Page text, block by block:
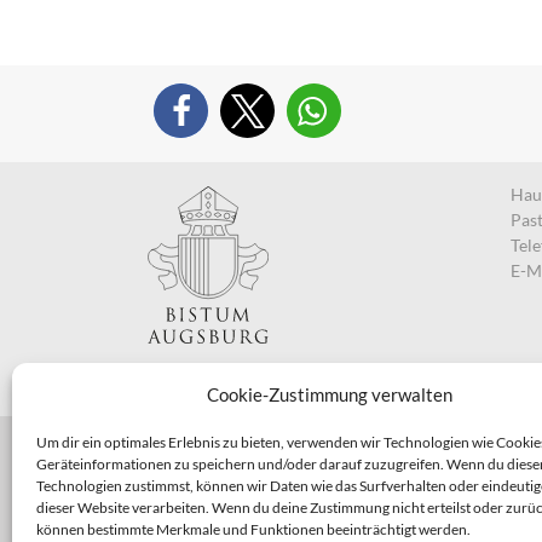
Cookie-Zustimmung verwalten
Um dir ein optimales Erlebnis zu bieten, verwenden wir Technologien wie
Geräteinformationen zu speichern und/oder darauf zuzugreifen. Wenn du
Technologien zustimmst, können wir Daten wie das Surfverhalten oder
dieser Website verarbeiten. Wenn du deine Zustimmung nicht erteilst oder
können bestimmte Merkmale und Funktionen beeinträchtigt werden.
E-